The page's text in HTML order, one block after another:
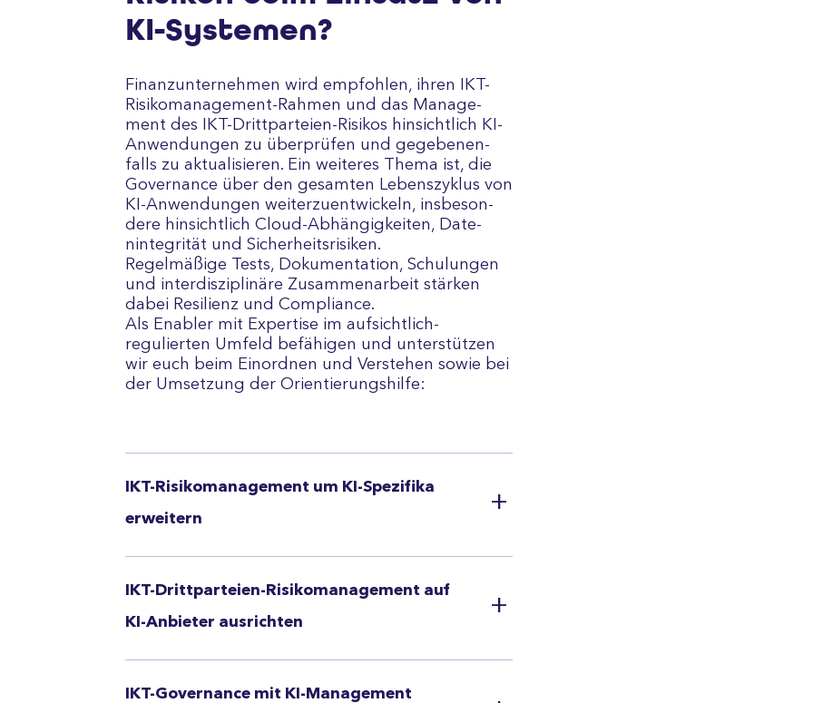
KI-Systemen?
Finanz­unter­nehmen wird empfoh­len, ihren IKT-
Risiko­manage­ment-Rah­men und das Manage­
ment des IKT-Dritt­parteien-Risikos hin­sicht­lich KI-
An­wen­dungen zu über­prüfen und gege­benen­
falls zu ak­tuali­sie­ren. Ein weiteres Thema ist, die
Gover­nance über den ge­sam­ten Lebens­zyklus von
KI-An­wen­dun­gen weiter­zu­ent­wickeln, ins­beson­
dere hin­sicht­lich Cloud-Ab­hängig­kei­ten, Date­
ninte­grität und Sicher­heits­risiken.
Regel­mäßige Tests, Doku­men­tation, Schu­lun­gen
und inter­dis­zipli­näre Zu­sam­men­arbeit stär­ken
dabei Resilienz und Com­pliance.
Als Enabler mit Exper­tise im auf­sicht­lich-
regulierten Um­feld befähigen und unter­stüt­zen
wir euch beim Ein­ord­nen und Ver­stehen sowie bei
der Um­setzung der Orien­tie­rungs­hilfe:
IKT-Risikomanagement um KI-Spezifika
erweitern
IKT-Drittparteien-Risikomanagement auf
KI-Anbieter ausrichten
IKT-Governance mit KI-Management